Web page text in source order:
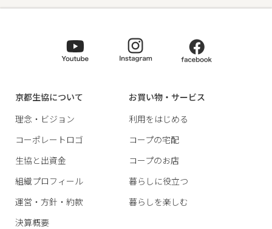
京都生協について
理念・ビジョン
コーポレートロゴ
生協と出資金
組織プロフィール
運営・方針・約款
決算概要
お買い物・サービス
利用をはじめる
コープの宅配
コープのお店
暮らしに役立つ
暮らしを楽しむ